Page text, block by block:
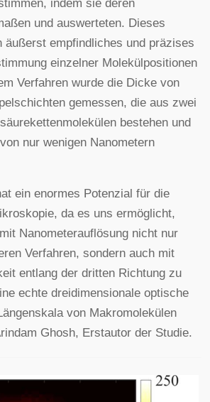
indem sie deren
und auswerteten. Dieses
äußerst empfindliches und präzises
einzelner Molekülpositionen
Verfahren wurde die Dicke von
gemessen, die aus zwei
bestehen und
nur wenigen Nanometern
ein enormes Potenzial für die
da es uns ermöglicht,
Nanometerauflösung nicht nur
Verfahren, sondern auch mit
entlang der dritten Richtung zu
echte dreidimensionale optische
von Makromolekülen
Ghosh, Erstautor der Studie.